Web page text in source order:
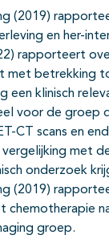
(2019)
en her-
rapporteert
met betrekking
een klinisch
voor de groep
CT scans en
met
onderzoek
(2019)
chemotherapie
groep.